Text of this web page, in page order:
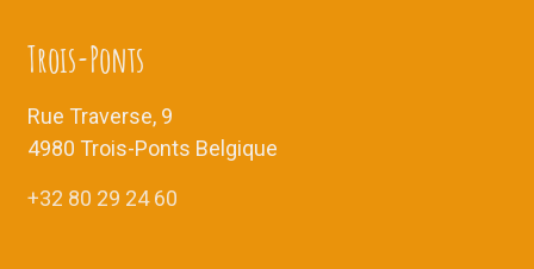
Trois-Ponts
Rue Traverse, 9
4980 Trois-Ponts Belgique
+32 80 29 24 60